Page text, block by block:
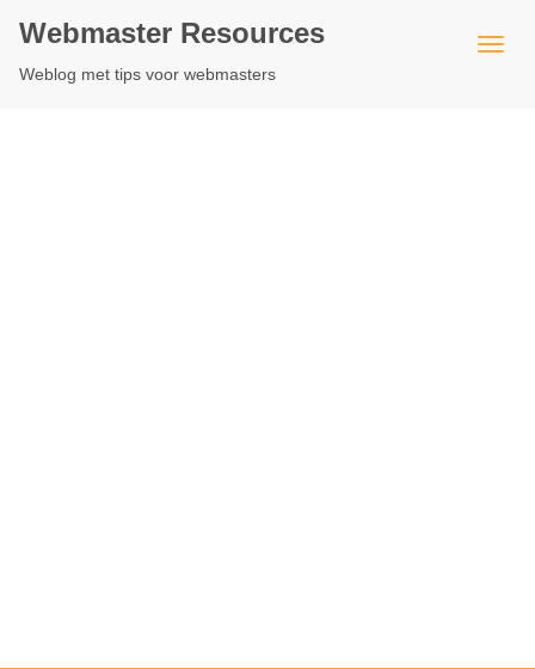
Webmaster Resources
Weblog met tips voor webmasters